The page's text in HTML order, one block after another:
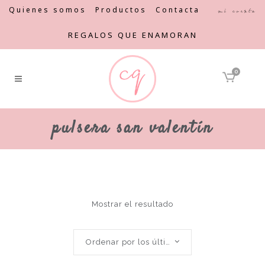
Quienes somos Productos Contacta Mi cuenta
REGALOS QUE ENAMORAN
0
pulsera san valentín
Mostrar el resultado
Ordenar por los últimos